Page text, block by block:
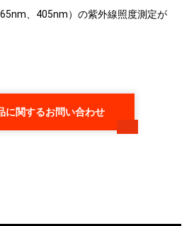
、405nm）の紫外線照度測定が
に関するお問い合わせ